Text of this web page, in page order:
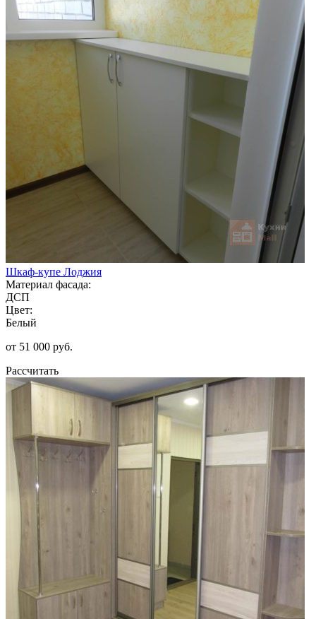
Шкаф-купе Лоджия
Материал фасада:
ДСП
Цвет:
Белый
от 51 000 руб.
Рассчитать